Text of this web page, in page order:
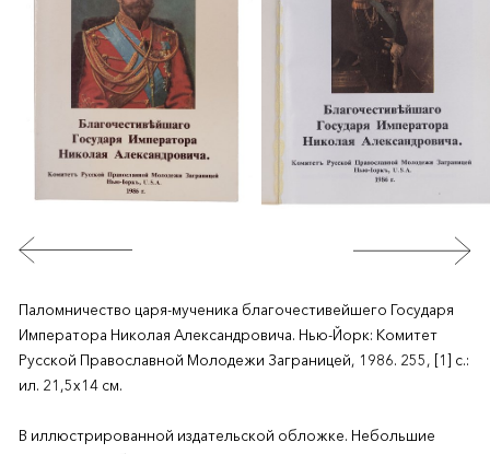
Паломничество царя-мученика благочестивейшего Государя
Императора Николая Александровича. Нью-Йорк: Комитет
Русской Православной Молодежи Заграницей, 1986. 255, [1] с.:
ил. 21,5х14 см.
В иллюстрированной издательской обложке. Небольшие